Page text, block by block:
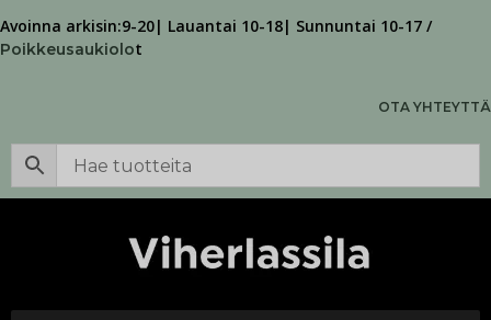
Avoinna arkisin:9-20| Lauantai 10-18| Sunnuntai 10-17 /
Poikkeusaukiolot
OTA YHTEYTTÄ